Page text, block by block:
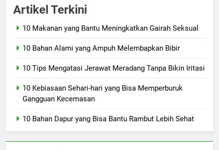
Artikel Terkini
10 Makanan yang Bantu Meningkatkan Gairah Seksual
10 Bahan Alami yang Ampuh Melembapkan Bibir
10 Tips Mengatasi Jerawat Meradang Tanpa Bikin Iritasi
10 Kebiasaan Sehari-hari yang Bisa Memperburuk
Gangguan Kecemasan
10 Bahan Dapur yang Bisa Bantu Rambut Lebih Sehat